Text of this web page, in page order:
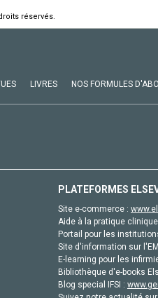
réservés.
LIVRES NOS FORMULES
PLATEFORMES
Site e-commerce :
Aide à la pratique
Portail pour les
Site d'information sur
E-learning pour les
Bibliothèque d'e-books
Blog special IFSI :